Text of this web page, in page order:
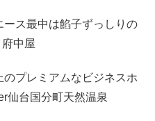
ース最中は餡子ずっしりの
中屋
プレミアムなビジネスホ
仙台国分町天然温泉